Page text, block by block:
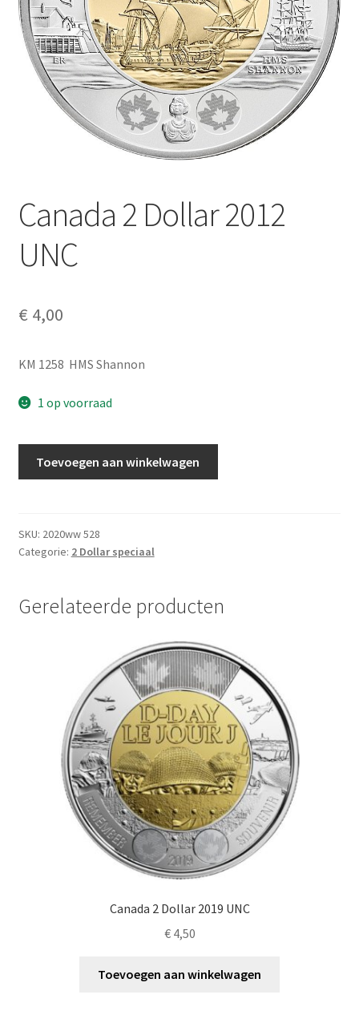
Alg. voorw.
Privacybeleid PMH Enibas
Canada 2 Dollar 2012
UNC
€ 4,00
KM 1258 HMS Shannon
1 op voorraad
UNC
aantal
Toevoegen aan winkelwagen
SKU: 2020ww 528
Categorie: 2 Dollar speciaal
Gerelateerde producten
Canada 2 Dollar 2019 UNC
€4,50
Toevoegen aan winkelwagen